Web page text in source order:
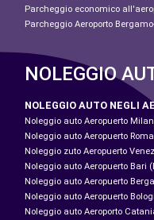
Parcheggio economico
Parcheggio Aeroporto
NOLEGGIO
NOLEGGIO AUTO NEGLI
Noleggio auto Aeropuerto
Noleggio auto Aeropuerto
Noleggio zuto Aeropuerto
Noleggio auto Aeropuerto Bari
Noleggio auto Aeropuerto
Noleggio auto Aeropuerto
Noleggio auto Aeroporto